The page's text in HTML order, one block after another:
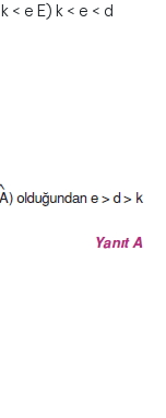
< e E) k < e < d